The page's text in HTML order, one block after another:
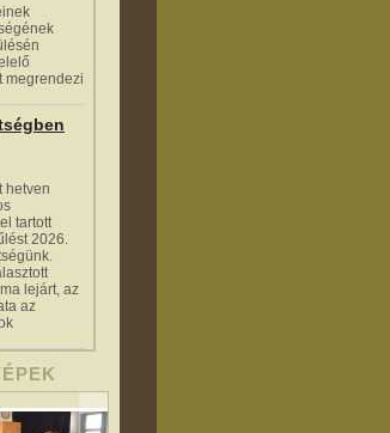
megrendezi
hetven
tartott
2026.
lejárt, az
az